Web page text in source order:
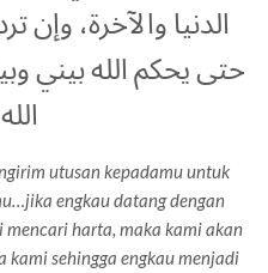
الدنيا والآخرة، وإن
حتى يحكم الله بيني
utusan kepadamu untuk
engkau datang dengan
harta, maka kami akan
sehingga engkau menjadi